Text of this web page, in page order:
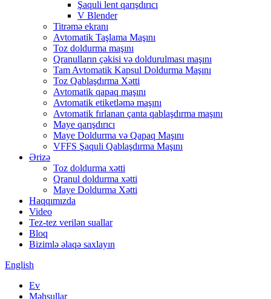
Şaquli lent qarışdırıcı
V Blender
Titrəmə ekranı
Avtomatik Taşlama Maşını
Toz doldurma maşını
Qranulların çəkisi və doldurulması maşını
Tam Avtomatik Kapsul Doldurma Maşını
Toz Qablaşdırma Xətti
Avtomatik qapaq maşını
Avtomatik etiketləmə maşını
Avtomatik fırlanan çanta qablaşdırma maşını
Maye qarışdırıcı
Maye Doldurma və Qapaq Maşını
VFFS Şaquli Qablaşdırma Maşını
Ərizə
Toz doldurma xətti
Qranul doldurma xətti
Maye Doldurma Xətti
Haqqımızda
Video
Tez-tez verilən suallar
Bloq
Bizimlə əlaqə saxlayın
English
Ev
Məhsullar